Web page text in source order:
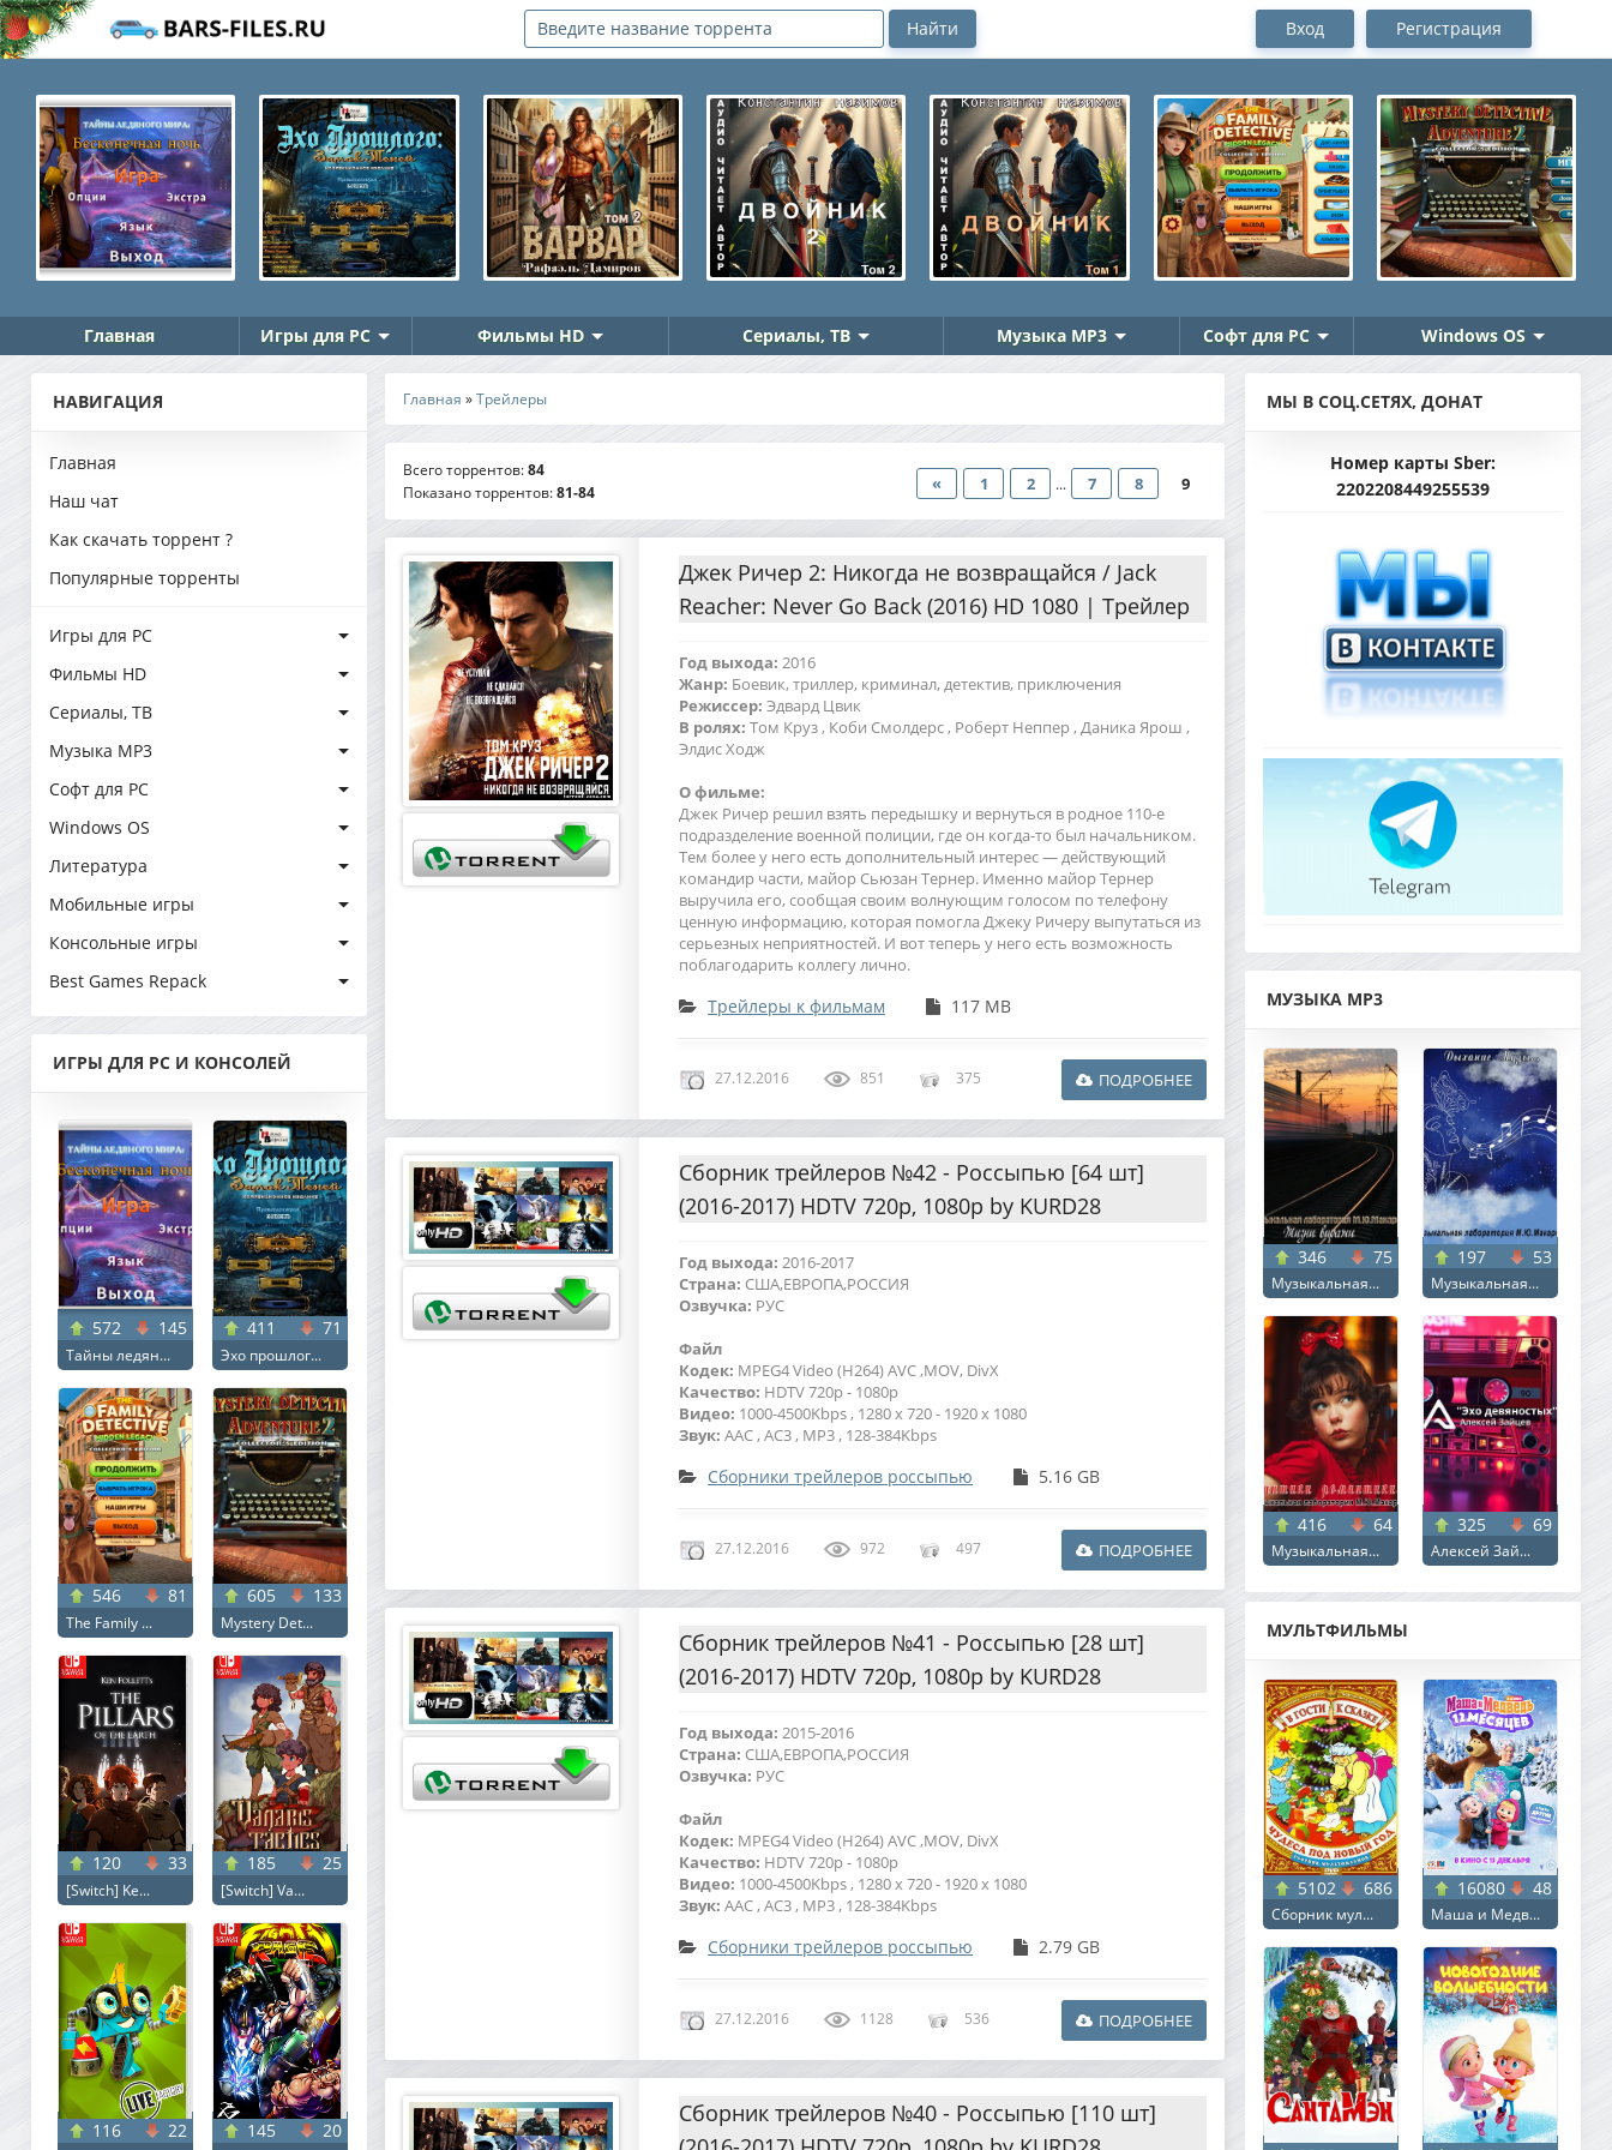
Вход Регистрация
Главная Игры для PC Фильмы HD Сериалы, ТВ Музыка MP3 Софт для PC Windows OS
НАВИГАЦИЯ
Главная
Наш чат
Как скачать торрент ?
Популярные торренты
Игры для PC
Фильмы HD
Сериалы, ТВ
Музыка MP3
Софт для PC
Windows OS
Литература
Мобильные игры
Консольные игры
Best Games Repack
ИГРЫ ДЛЯ PC И КОНСОЛЕЙ
572 145
Тайны ледян...
411 71
Эхо прошлог...
546 81
The Family ...
605 133
Mystery Det...
120 33
[Switch] Ke...
185 25
[Switch] Va...
116 22 145 20
Главная »Трейлеры
Всего торрентов:84
Показано торрентов:81-84 « 1 2 ... 7 8 9
Джек Ричер 2: Никогда не возвращайся / Jack
Reacher: Never Go Back (2016) HD 1080 | Трейлер
Год выхода: 2016
Жанр: Боевик, триллер, криминал, детектив, приключения
Режиссер: Эдвард Цвик
В ролях: Том Круз , Коби Смолдерс , Роберт Неппер , Даника Ярош ,
Элдис Ходж
О фильме:
Джек Ричер решил взять передышку и вернуться в родное 110-е
подразделение военной полиции, где он когда-то был начальником.
Тем более у него есть дополнительный интерес — действующий
командир части, майор Сьюзан Тернер. Именно майор Тернер
выручила его, сообщая своим волнующим голосом по телефону
ценную информацию, которая помогла Джеку Ричеру выпутаться из
серьезных неприятностей. И вот теперь у него есть возможность
поблагодарить коллегу лично.
Трейлеры к фильмам 117 MB
27.12.2016 851 375 ПОДРОБНЕЕ
Сборник трейлеров №42 - Россыпью [64 шт]
(2016-2017) HDTV 720p, 1080p by KURD28
Год выхода: 2016-2017
Страна: США,ЕВРОПА,РОССИЯ
Озвучка: РУС
Файл
Кодек: MPEG4 Video (H264) AVC ,MOV, DivX
Качество: HDTV 720p - 1080p
Видео: 1000-4500Kbps , 1280 x 720 - 1920 x 1080
Звук: AAC , AC3 , MP3 , 128-384Kbps
Сборники трейлеров россыпью 5.16 GB
27.12.2016 972 497 ПОДРОБНЕЕ
Сборник трейлеров №41 - Россыпью [28 шт]
(2016-2017) HDTV 720p, 1080p by KURD28
Год выхода: 2015-2016
Страна: США,ЕВРОПА,РОССИЯ
Озвучка: РУС
Файл
Кодек: MPEG4 Video (H264) AVC ,MOV, DivX
Качество: HDTV 720p - 1080p
Видео: 1000-4500Kbps , 1280 x 720 - 1920 x 1080
Звук: AAC , AC3 , MP3 , 128-384Kbps
Сборники трейлеров россыпью 2.79 GB
27.12.2016 1128 536 ПОДРОБНЕЕ
Сборник трейлеров №40 - Россыпью [110 шт]
МЫ В СОЦ.СЕТЯХ, ДОНАТ
Номер карты Sber:
2202208449255539
МУЗЫКА MP3
346 75
Музыкальная...
197 53
Музыкальная...
416 64
Музыкальная...
325 69
Алексей Зай...
МУЛЬТФИЛЬМЫ
5102 686
Сборник мул...
16080 48
Маша и Медв...